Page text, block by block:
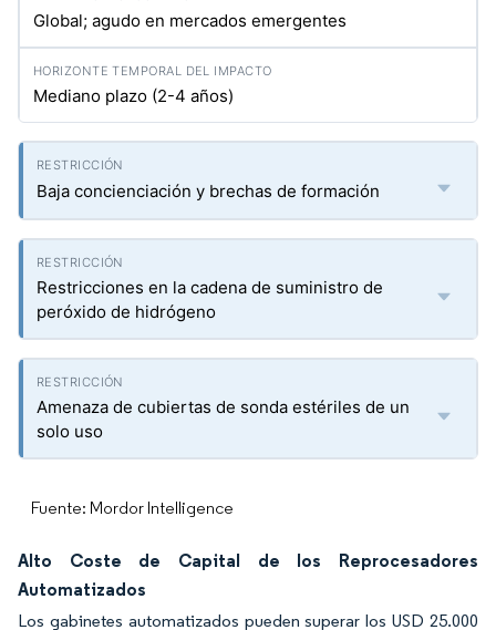
Global; agudo en mercados emergentes
Mediano plazo (2-4 años)
Baja concienciación y brechas de formación
Restricciones en la cadena de suministro de
peróxido de hidrógeno
Amenaza de cubiertas de sonda estériles de un
solo uso
Fuente: Mordor Intelligence
Alto Coste de Capital de los Reprocesadores
Automatizados
Los gabinetes automatizados pueden superar los USD 25.000